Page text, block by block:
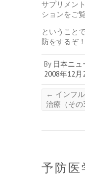
サプリメン
ションをご
ということ
防をするぞ！
By 日本ニ
2008年12月
← インフ
治療（その3
予防医